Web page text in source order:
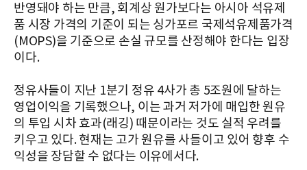
반영돼야 하는 만큼, 회계상 원가보다는 아시아 석유제
품 시장 가격의 기준이 되는 싱가포르 국제석유제품가격
(MOPS)을 기준으로 손실 규모를 산정해야 한다는 입장
이다.
정유사들이 지난 1분기 정유 4사가 총 5조원에 달하는
영업이익을 기록했으나, 이는 과거 저가에 매입한 원유
의 투입 시차 효과(래깅) 때문이라는 것도 실적 우려를
키우고 있다. 현재는 고가 원유를 사들이고 있어 향후 수
익성을 장담할 수 없다는 이유에서다.